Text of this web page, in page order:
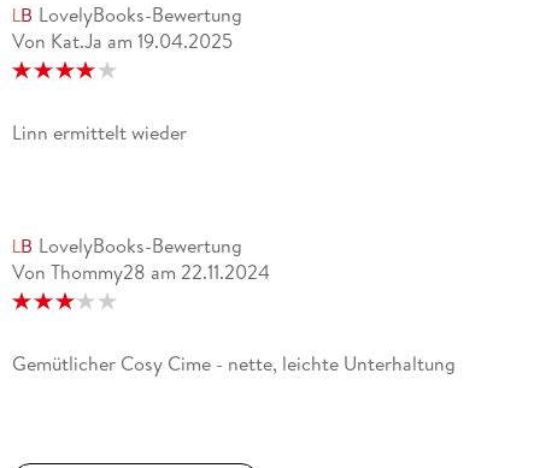
LovelyBooks-Bewertung
Von Kat.Ja am 19.04.2025
Linn ermittelt wieder
LovelyBooks-Bewertung
Von Thommy28 am 22.11.2024
Gemütlicher Cosy Cime - nette, leichte Unterhaltung